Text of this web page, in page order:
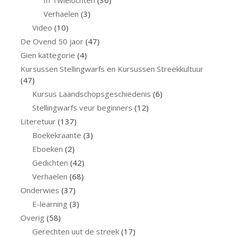
Verhaelen (3)
Video (10)
De Ovend 50 jaor (47)
Gien kattegorie (4)
Kursussen Stellingwarfs en Kursussen Streekkultuur
(47)
Kursus Laandschopsgeschiedenis (6)
Stellingwarfs veur beginners (12)
Literetuur (137)
Boekekraante (3)
Eboeken (2)
Gedichten (42)
Verhaelen (68)
Onderwies (37)
E-learning (3)
Overig (58)
Gerechten uut de streek(17)